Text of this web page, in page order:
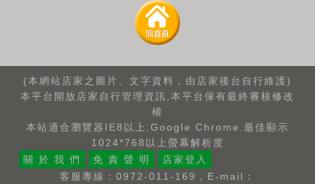
(本網站店家之圖片、文字資料，由店家後台自行維護)
本平台開放店家自行管理資訊,本平台保有最終審核修改
權
本站適合瀏覽器IE8以上.Google Chrome.最佳顯示
1024*768以上螢幕解析度
關 於 我 們
免 責 聲 明
店家登入
客服專線：0972-011-169，E-mail：